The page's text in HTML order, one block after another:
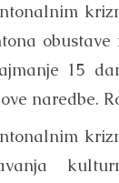
obustave
15
naredbe.